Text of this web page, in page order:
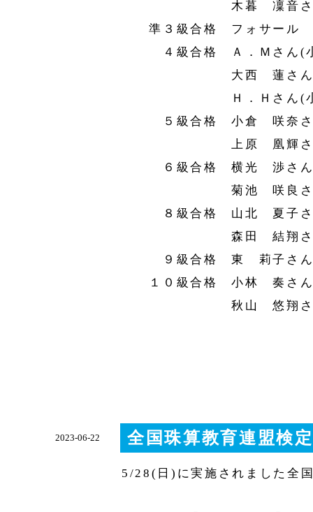
木暮 凜音さん(
準３級合格 フォサール
４級合格 Ａ．Ｍさん(
大西 蓮さん(
Ｈ．Ｈさん(小
５級合格 小倉 咲奈さ
上原 凰輝さん(
６級合格 横光 渉さん
菊池 咲良さん(
８級合格 山北 夏子さ
森田 結翔さん(
９級合格 東 莉子さん
１０級合格 小林 奏さ
秋山 悠翔さん(
2023-06-22 全国珠算教育連盟検
5/28(日)に実施されました全